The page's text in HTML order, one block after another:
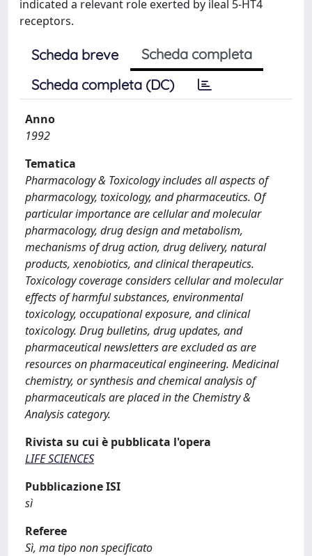
indicated a relevant role exerted by ileal 5-HT4
receptors.
Scheda breve
Scheda completa
Scheda completa (DC)
Anno
1992
Tematica
Pharmacology & Toxicology includes all aspects of
pharmacology, toxicology, and pharmaceutics. Of
particular importance are cellular and molecular
pharmacology, drug design and metabolism,
mechanisms of drug action, drug delivery, natural
products, xenobiotics, and clinical therapeutics.
Toxicology coverage considers cellular and molecular
effects of harmful substances, environmental
toxicology, occupational exposure, and clinical
toxicology. Drug bulletins, drug updates, and
pharmaceutical newsletters are excluded as are
resources on pharmaceutical engineering. Medicinal
chemistry, or synthesis and chemical analysis of
pharmaceuticals are placed in the Chemistry &
Analysis category.
Rivista su cui è pubblicata l'opera
LIFE SCIENCES
Pubblicazione ISI
sì
Referee
Sì, ma tipo non specificato